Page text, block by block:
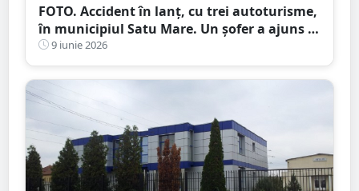
FOTO. Accident în lanț, cu trei autoturisme,
în municipiul Satu Mare. Un șofer a ajuns la
Urgență
9 iunie 2026